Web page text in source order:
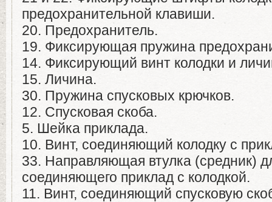
предохранительной клавиши.
20. Предохранитель.
19. Фиксирующая пружина
14. Фиксирующий винт колодки и
15. Личина.
30. Пружина спусковых крючков.
12. Спусковая скоба.
5. Шейка приклада.
10. Винт, соединяющий колодку с
33. Направляющая втулка (средник)
соединяющего приклад с колодкой.
11. Винт, соединяющий спусковую